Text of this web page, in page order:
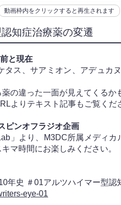
動画枠内をクリックすると再生されます
知症治療薬の変遷
と現在
タス、サアミオン、アデュカ
の違った一面が見えてくるか
よりテキスト記事もご覧くだ
ピンオフラジオ企画
」より、M3DC所属メディ
マ時間にお楽しみください。
年史 ＃01アルツハイマー型認
eye-01